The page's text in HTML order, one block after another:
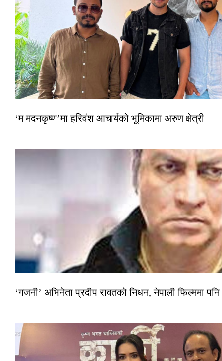
‘म मदनकृष्ण’मा हरिवंश आचार्यको भूमिकामा अरुण क्षेत्री
‘गजनी’ अभिनेता प्रदीप रावतको निधन, नेपाली फिल्ममा